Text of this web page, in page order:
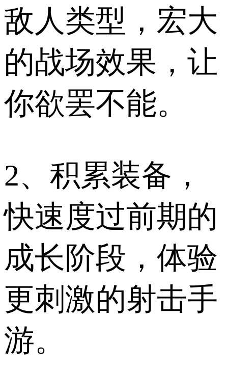
敌人类型，宏大
的战场效果，让
你欲罢不能。
2、积累装备，
快速度过前期的
成长阶段，体验
更刺激的射击手
游。